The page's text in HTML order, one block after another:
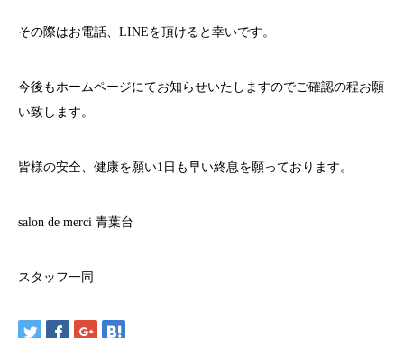
その際はお電話、 LINEを頂けると幸いです。
今後もホームページにてお知らせいたしますのでご確認の程お願
い致します。
皆様の安全、健康を願い1 日も早い終息を願っております。
salon de merci 青葉台
スタッフ一同